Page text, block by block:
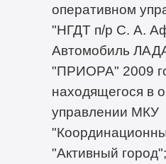
оперативном
"НГДТ п/р С. А.
Автомобиль
"ПРИОРА" 2009
находящегося в
управлении МКУ
"Активный